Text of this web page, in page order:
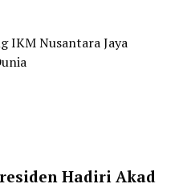
IKM Nusantara Jaya